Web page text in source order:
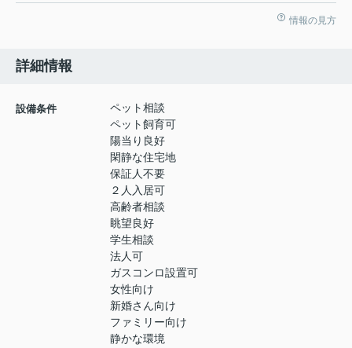
情報の見方
詳細情報
設備条件
ペット相談
ペット飼育可
陽当り良好
閑静な住宅地
保証人不要
２人入居可
高齢者相談
眺望良好
学生相談
法人可
ガスコンロ設置可
女性向け
新婚さん向け
ファミリー向け
静かな環境